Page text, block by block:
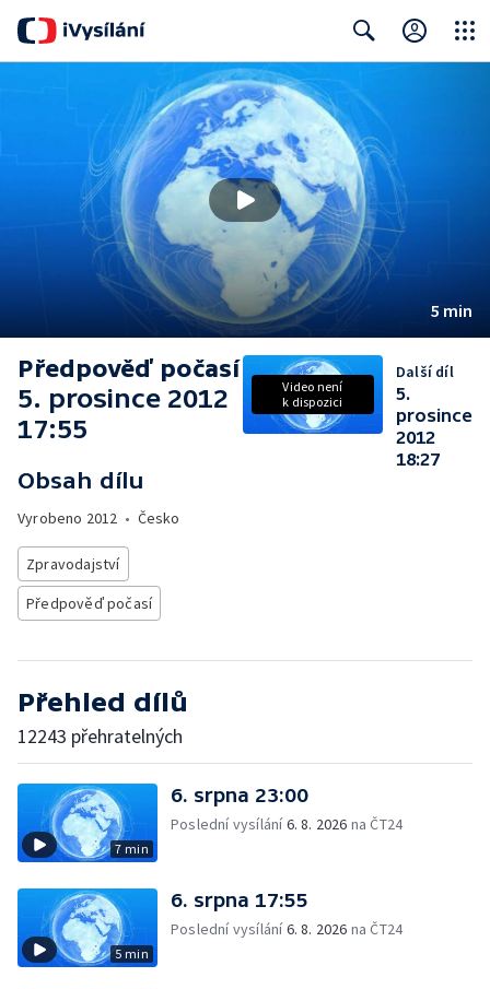
5 min
Předpověď počasí
5. prosince 2012
17:55
Obsah dílu
Vyrobeno 2012 • Česko
Zpravodajství
Předpověď počasí
Video není
k dispozici
Další díl
5.
prosince
2012
18:27
Přehled dílů
12243 přehratelných
7 min
6. srpna 23:00
Poslední vysílání6. 8. 2026 na ČT24
5 min
6. srpna 17:55
Poslední vysílání6. 8. 2026 na ČT24